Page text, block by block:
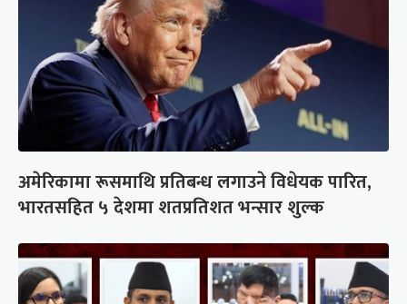
अमेरिकामा रूसमाथि प्रतिबन्ध लगाउने विधेयक पारित,
भारतसहित ५ देशमा शतप्रतिशत भन्सार शुल्क